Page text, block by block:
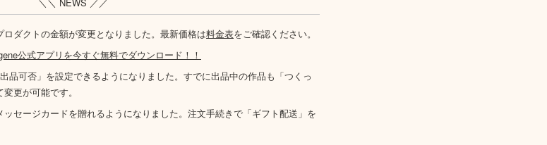
ロダクトの金額が変更となりました。最新価格は料金表をご確認ください。
公式アプリを今すぐ無料でダウンロード！！
品可否」を設定できるようになりました。すでに出品中の作品も「つくっ
更が可能です。
セージカードを贈れるようになりました。注文手続きで「ギフト配送」を